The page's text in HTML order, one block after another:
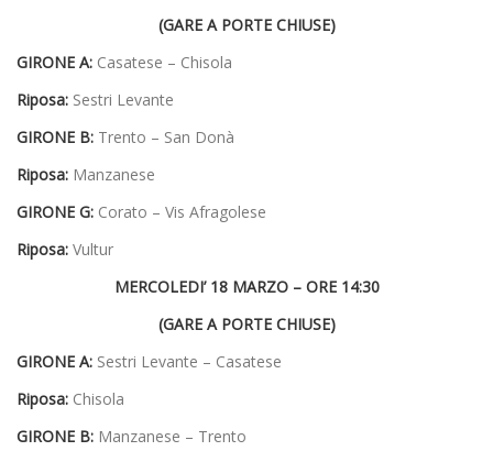
(GARE A PORTE CHIUSE)
GIRONE A: Casatese – Chisola
Riposa: Sestri Levante
GIRONE B: Trento – San Donà
Riposa: Manzanese
GIRONE G: Corato – Vis Afragolese
Riposa: Vultur
MERCOLEDI’ 18 MARZO – ORE 14:30
(GARE A PORTE CHIUSE)
GIRONE A: Sestri Levante – Casatese
Riposa: Chisola
GIRONE B: Manzanese – Trento